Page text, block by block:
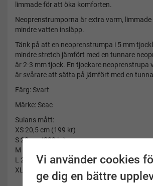
limmade för att öka komforten.
Neoprenstrumporna är extra varm,
mindre vatten insläpp.
Tänk på att en neoprenstrumpa i 5 mm
mindre stretch jämfört med en tunnare
är 2-3 mm tjock. En tjockare neoprenstrupa
är svårare att sätta på jämfört med en
Färg: Svart
Märke: Seac
Sulans mått:
XS 20,5 cm (199 kr)
S 23 cm (399 kr)
M 24 cm (399 kr)
L 26 cm (399 kr)
XL 27 cm (399 kr)
Vi använder cookies
ge dig en bättre